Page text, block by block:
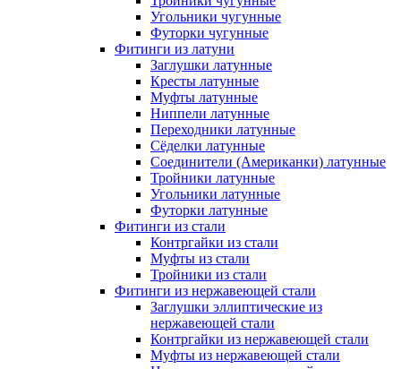
Угольники чугунные
Футорки чугунные
Фитинги из латуни
Заглушки латунные
Кресты латунные
Муфты латунные
Ниппели латунные
Переходники латунные
Сёделки латунные
Соединители (Американки) латунные
Тройники латунные
Угольники латунные
Футорки латунные
Фитинги из стали
Контргайки из стали
Муфты из стали
Тройники из стали
Фитинги из нержавеющей стали
Заглушки эллиптические из
нержавеющей стали
Контргайки из нержавеющей стали
Муфты из нержавеющей стали